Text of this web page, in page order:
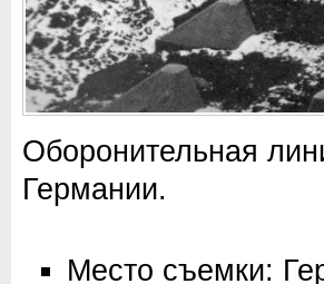
Оборонительная
Германии.
Место съемки: